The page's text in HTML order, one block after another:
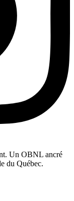
Un OBNL ancré
du Québec.